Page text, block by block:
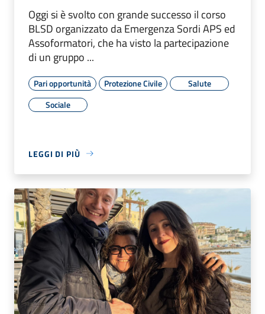
Oggi si è svolto con grande successo il corso
BLSD organizzato da Emergenza Sordi APS ed
Assoformatori, che ha visto la partecipazione
di un gruppo ...
Pari opportunità Protezione Civile
Salute
Sociale
LEGGI DI PIÙ